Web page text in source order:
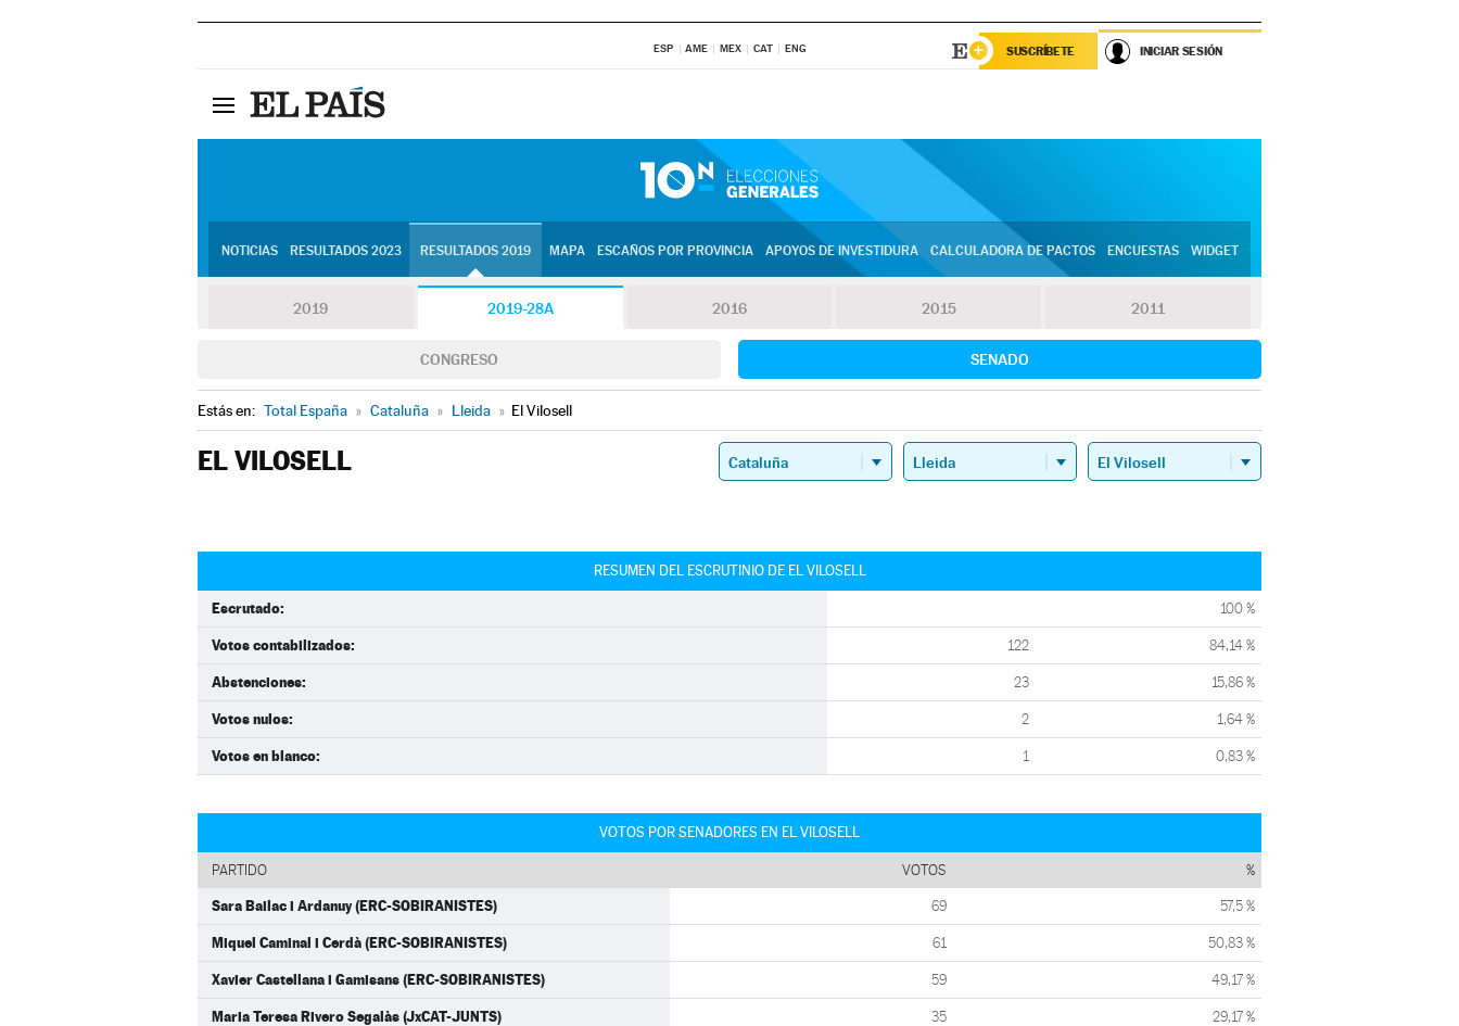
ESP AME MEX CAT ENG SUSCRÍBETE INICIAR SESIÓN
NOTICIAS RESULTADOS 2023 RESULTADOS 2019 MAPA ESCAÑOS POR PROVINCIA APOYOS DE INVESTIDURA CALCULADORA DE PACTOS ENCUESTAS WIDGET
2019 2019-28A 2016 2015 2011
CONGRESO SENADO
Estás en: Total España » Cataluña » Lleida » El Vilosell
EL VILOSELL
RESUMEN DEL ESCRUTINIO DE EL VILOSELL
Escrutado: 100 %
Votos contabilizados: 122 84,14 %
Abstenciones: 23 15,86 %
Votos nulos: 2 1,64 %
Votos en blanco: 1 0,83 %
VOTOS POR SENADORES EN EL VILOSELL
PARTIDO VOTOS %
Sara Bailac i Ardanuy (ERC-SOBIRANISTES) 69 57,5 %
Miquel Caminal i Cerdà (ERC-SOBIRANISTES) 61 50,83 %
Xavier Castellana i Gamisans (ERC-SOBIRANISTES) 59 49,17 %
Maria Teresa Rivero Segalàs (JxCAT-JUNTS) 35 29,17 %